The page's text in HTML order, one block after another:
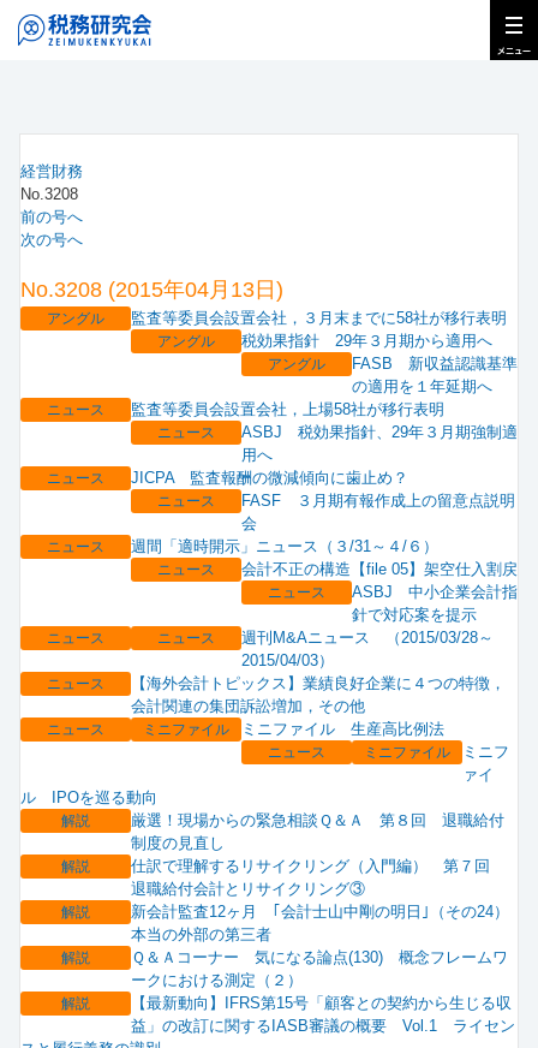
経営財務
No.3208
前の号へ
次の号へ
No.3208 (2015年04月13日)
アングル 監査等委員会設置会社，３月末までに58社が移行表明
アングル 税効果指針 29年３月期から適用へ
アングル
FASB 新収益認識基準
の適用を１年延期へ
ニュース 監査等委員会設置会社，上場58社が移行表明
ニュース
ASBJ 税効果指針、29年３月期強制適
用へ
ニュース JICPA 監査報酬の微減傾向に歯止め？
ニュース
FASF ３月期有報作成上の留意点説明
会
ニュース 週間「適時開示」ニュース（３/31～４/６）
ニュース 会計不正の構造【file 05】架空仕入割戻
ニュース
ASBJ 中小企業会計指
針で対応案を提示
ニュース ニュース
週刊M&Aニュース （2015/03/28～
2015/04/03）
ニュース
【海外会計トピックス】業績良好企業に４つの特徴，
会計関連の集団訴訟増加，その他
ニュース ミニファイル ミニファイル 生産高比例法
ニュース ミニファイル
ミニフ
ァイ
ル IPOを巡る動向
解説
厳選！現場からの緊急相談Ｑ＆Ａ 第８回 退職給付
制度の見直し
解説
仕訳で理解するリサイクリング（入門編） 第７回
退職給付会計とリサイクリング③
解説
新会計監査12ヶ月 ｢会計士山中剛の明日｣（その24）
本当の外部の第三者
解説
Ｑ＆Ａコーナー 気になる論点(130) 概念フレームワ
ークにおける測定（２）
解説
【最新動向】IFRS第15号「顧客との契約から生じる収
益」の改訂に関するIASB審議の概要 Vol.1 ライセン